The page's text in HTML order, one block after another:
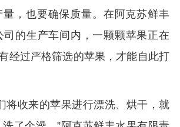
量，也要确保质量。在阿克苏鲜丰
司的生产车间内，一颗颗苹果正在
经过严格筛选的苹果，才能自此打
将收来的苹果进行漂洗、烘干，就